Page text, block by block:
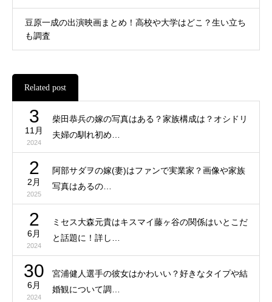
豆原一成の出演映画まとめ！高校や大学はどこ？生い立ち
も調査
Related post
3
11月
2024
柴田恭兵の嫁の写真はある？家族構成は？オシドリ
夫婦の馴れ初め…
2
2月
2025
阿部サダヲの嫁(妻)はファンで実業家？画像や家族
写真はあるの…
2
6月
2024
ミセス大森元貴はキスマイ藤ヶ谷の関係はいとこだ
と話題に！詳し…
30
6月
2024
宮浦健人選手の彼女はかわいい？好きなタイプや結
婚観について調…